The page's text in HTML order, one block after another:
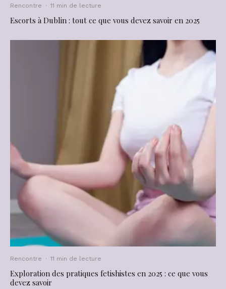
Rencontre · 11 min de lecture
Escorts à Dublin : tout ce que vous devez savoir en 2025
Rencontre · 11 min de lecture
Exploration des pratiques fetishistes en 2025 : ce que vous
devez savoir